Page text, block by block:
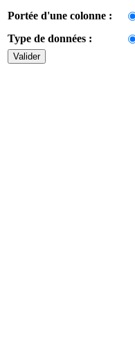
Portée d'une colonne :
Type de données :